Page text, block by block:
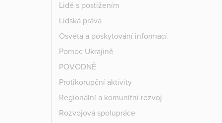
Lidé s postižením
Lidská práva
Osvěta a poskytování informací
Pomoc Ukrajině
POVODNĚ
Protikorupční aktivity
Regionální a komunitní rozvoj
Rozvojová spolupráce